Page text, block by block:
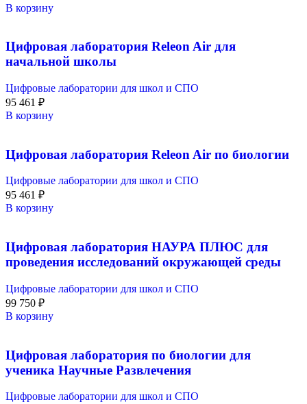
В корзину
Цифровая лаборатория Releon Air для
начальной школы
Цифровые лаборатории для школ и СПО
95 461 ₽
В корзину
Цифровая лаборатория Releon Air по биологии
Цифровые лаборатории для школ и СПО
95 461 ₽
В корзину
Цифровая лаборатория НАУРА ПЛЮС для
проведения исследований окружающей среды
Цифровые лаборатории для школ и СПО
99 750 ₽
В корзину
Цифровая лаборатория по биологии для
ученика Научные Развлечения
Цифровые лаборатории для школ и СПО